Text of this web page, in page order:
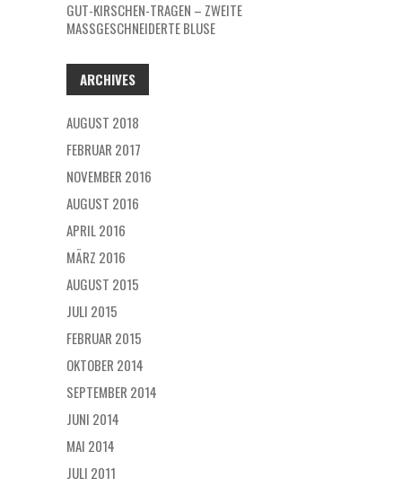
GUT-KIRSCHEN-TRAGEN – ZWEITE
MASSGESCHNEIDERTE BLUSE
ARCHIVES
AUGUST 2018
FEBRUAR 2017
NOVEMBER 2016
AUGUST 2016
APRIL 2016
MÄRZ 2016
AUGUST 2015
JULI 2015
FEBRUAR 2015
OKTOBER 2014
SEPTEMBER 2014
JUNI 2014
MAI 2014
JULI 2011